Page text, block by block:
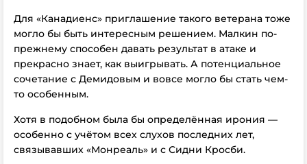
Для «Канадиенс» приглашение такого ветерана тоже
могло бы быть интересным решением. Малкин по-
прежнему способен давать результат в атаке и
прекрасно знает, как выигрывать. А потенциальное
сочетание с Демидовым и вовсе могло бы стать чем-
то особенным.
Хотя в подобном была бы определённая ирония —
особенно с учётом всех слухов последних лет,
связывавших «Монреаль» и с Сидни Кросби.